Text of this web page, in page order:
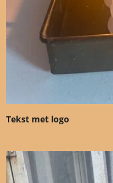
Tekst met logo